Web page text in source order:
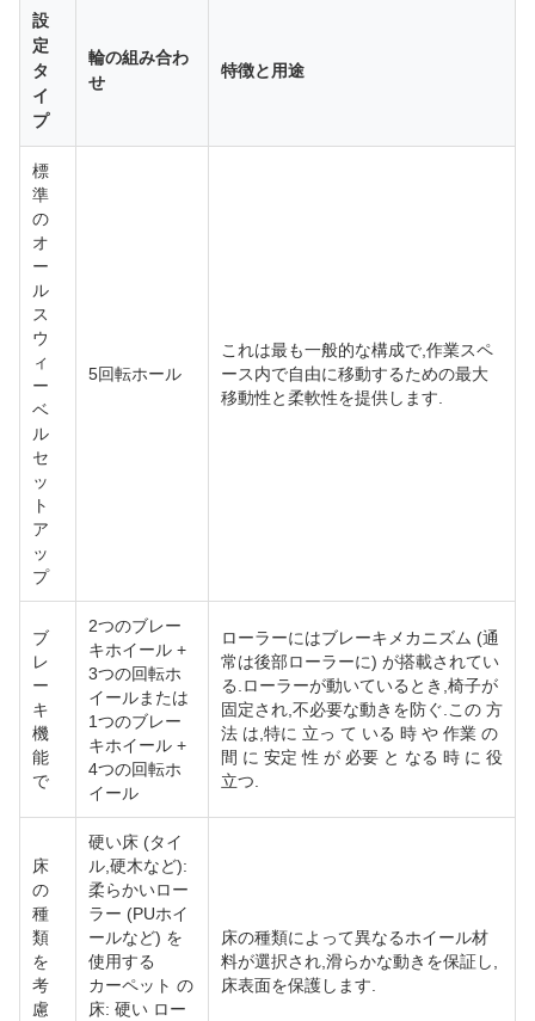
設
定
タ
イ
プ
輪の組み合わ
せ
特徴と用途
標
準
の
オ
ー
ル
ス
ウ
ィ
ー
ベ
ル
セ
ッ
ト
ア
ッ
プ
5回転ホール
これは最も一般的な構成で,作業スペ
ース内で自由に移動するための最大
移動性と柔軟性を提供します.
ブ
レ
ー
キ
機
能
で
2つのブレー
キホイール +
3つの回転ホ
イールまたは
1つのブレー
キホイール +
4つの回転ホ
イール
ローラーにはブレーキメカニズム (通
常は後部ローラーに) が搭載されてい
る.ローラーが動いているとき,椅子が
固定され,不必要な動きを防ぐ.この 方
法 は,特に 立っ て いる 時 や 作業 の
間 に 安定 性 が 必要 と なる 時 に 役
立つ.
床
の
種
類
を
考
慮
硬い床 (タイ
ル,硬木など):
柔らかいロー
ラー (PUホイ
ールなど) を
使用する
カーペット の
床: 硬い ロー
床の種類によって異なるホイール材
料が選択され,滑らかな動きを保証し,
床表面を保護します.